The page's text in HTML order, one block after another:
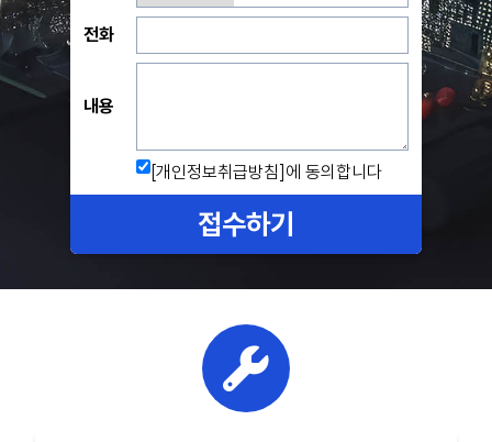
전화
내용
[개인정보취급방침] 에 동의합니다
접수하기